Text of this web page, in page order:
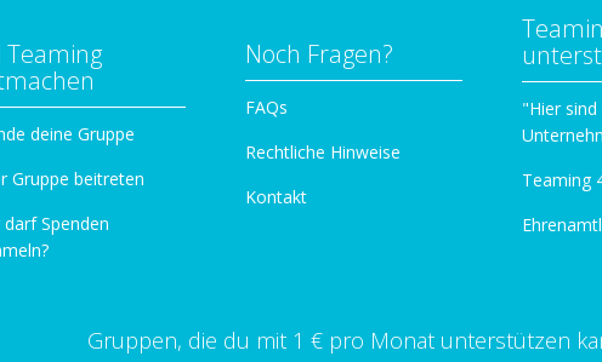
Teaming
deine Gruppe
Gruppe beitreten
darf Spenden
Noch Fragen?
FAQs
Rechtliche Hinweise
Kontakt
"Hier
Teaming
Gruppen, die du mit 1 € pro Monat unterstützen